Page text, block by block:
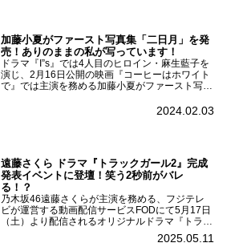
加藤小夏がファースト写真集「二日月」を発
売！ありのままの私が写っています！
ドラマ『I”s』では4人目のヒロイン・麻生藍子を
演じ、2月16日公開の映画『コーヒーはホワイト
で』では主演を務める加藤小夏がファースト写真
記念イベントをHMV＆BOOKS SHIBUYAで開催
2024.02.03
遠藤さくら ドラマ『トラックガール2』完成
発表イベントに登壇！笑う2秒前がバレ
る！？
乃木坂46遠藤さくらが主演を務める、フジテレ
ビが運営する動画配信サービスFODにて5月17日
（土）より配信されるオリジナルドラマ『トラッ
クガール2』の完成発表イベントが５月10日
（土）都内で開催された。FODドラマ『トラック
2025.05.11